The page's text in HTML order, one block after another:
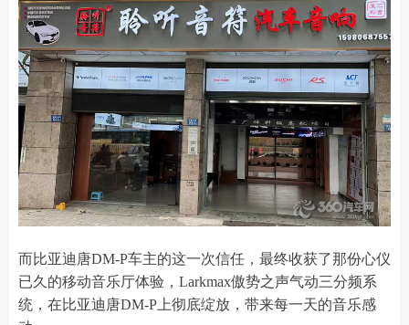
而比亚迪唐DM-P车主的这一次信任，最终收获了那份心仪
已久的移动音乐厅体验，Larkmax傲势之声气动三分频系
统，在比亚迪唐DM-P上彻底绽放，带来每一天的音乐感